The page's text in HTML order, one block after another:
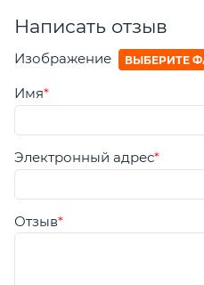
Написать отзыв
Изображение ВЫБЕРИТЕ
Имя
Электронный адрес
Отзыв